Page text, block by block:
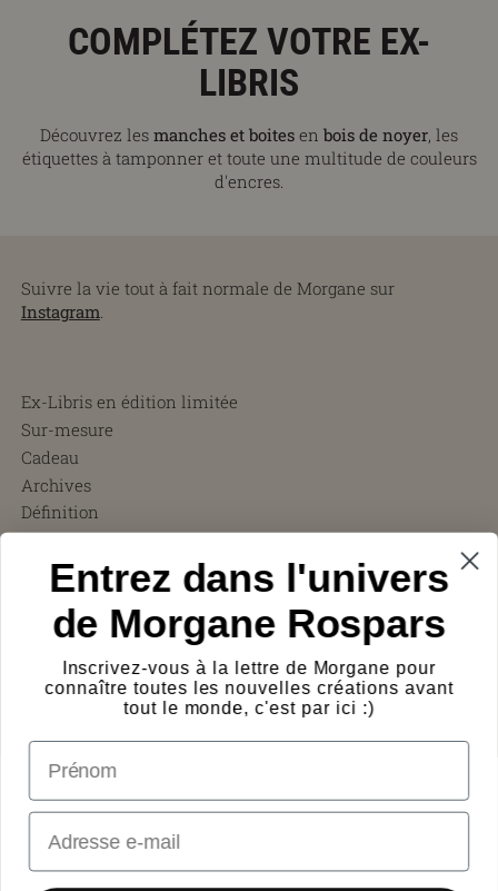
COMPLÉTEZ VOTRE EX-
LIBRIS
Découvrez les manches et boites en bois de noyer, les
étiquettes à tamponner et toute une multitude de couleurs
d'encres.
Suivre la vie tout à fait normale de Morgane sur
Instagram.
Ex-Libris en édition limitée
Sur-mesure
Cadeau
Archives
Définition
CGV
Charity ❤︎
À propos
Presse
Frais de port
Contact
Entrez dans l'univers
de Morgane Rospars
Inscrivez-vous à la lettre de Morgane pour
connaître toutes les nouvelles créations avant
tout le monde, c'est par ici :)
prénom
Email